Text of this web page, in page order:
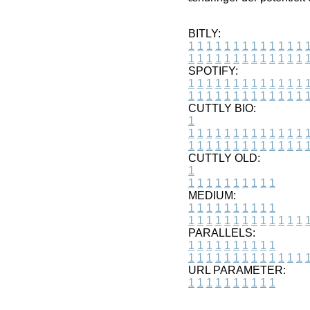
BITLY:
1 1 1 1 1 1 1 1 1 1 1 1 1 1
1 1 1 1 1 1 1 1 1 1 1 1 1 1
SPOTIFY:
1 1 1 1 1 1 1 1 1 1 1 1 1 1
1 1 1 1 1 1 1 1 1 1 1 1 1 1
CUTTLY BIO:
1
1 1 1 1 1 1 1 1 1 1 1 1 1 1
1 1 1 1 1 1 1 1 1 1 1 1 1 1
CUTTLY OLD:
1
1 1 1 1 1 1 1 1 1 1
MEDIUM:
1 1 1 1 1 1 1 1 1 1
1 1 1 1 1 1 1 1 1 1 1 1 1 1
PARALLELS:
1 1 1 1 1 1 1 1 1 1
1 1 1 1 1 1 1 1 1 1 1 1 1 1
URL PARAMETER:
1 1 1 1 1 1 1 1 1 1